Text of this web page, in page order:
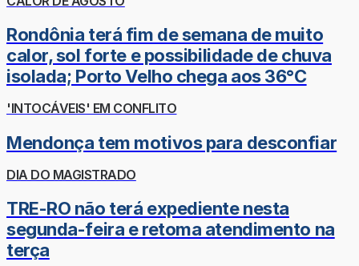
Rondônia terá fim de semana de muito
calor, sol forte e possibilidade de chuva
isolada; Porto Velho chega aos 36°C
'INTOCÁVEIS' EM CONFLITO
Mendonça tem motivos para desconfiar
DIA DO MAGISTRADO
TRE-RO não terá expediente nesta
segunda-feira e retoma atendimento na
terça